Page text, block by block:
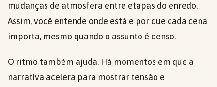
mudanças de atmosfera entre etapas do enredo.
Assim, você entende onde está e por que cada cena
importa, mesmo quando o assunto é denso.
O ritmo também ajuda. Há momentos em que a
narrativa acelera para mostrar tensão e